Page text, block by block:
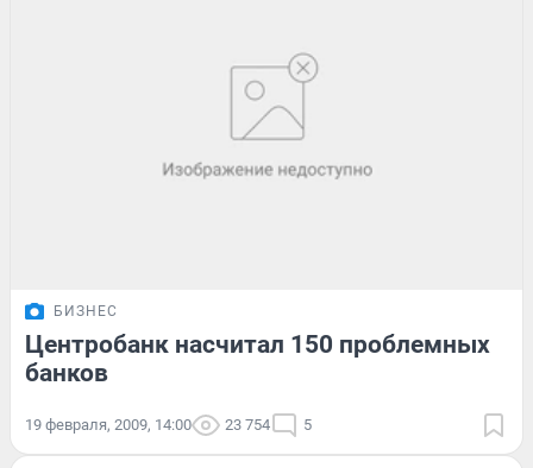
БИЗНЕС
Центробанк насчитал 150 проблемных
банков
19 февраля, 2009, 14:00 23 754 5